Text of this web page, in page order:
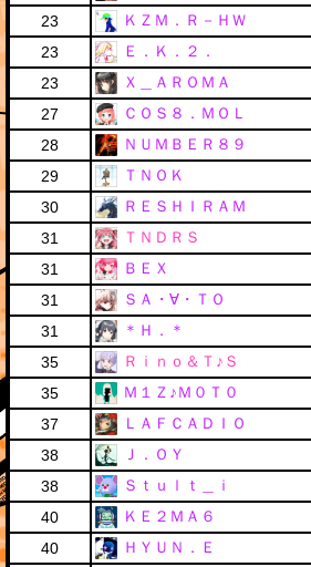
23
ＫＺＭ．Ｒ－ＨＷ
23
Ｅ．Ｋ．２．
23
Ｘ＿ＡＲＯＭＡ
27
ＣＯＳ８．ＭＯＬ
28
ＮＵＭＢＥＲ８９
29
ＴＮＯＫ
30
ＲＥＳＨＩＲＡＭ
31
ＴＮＤＲＳ
31
ＢＥＸ
31
ＳＡ・∀・ＴＯ
31
＊Ｈ．＊
35
Ｒｉｎｏ＆Ｔ♪Ｓ
35
Ｍ１Ｚ♪Ｍ０Ｔ０
37
ＬＡＦＣＡＤＩＯ
38
Ｊ．ＯＹ
38
Ｓｔｕｌｔ＿ｉ
40
ＫＥ２ＭＡ６
40
ＨＹＵＮ．Ｅ